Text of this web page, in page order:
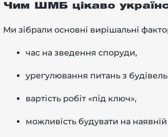
Чим ШМБ цікаво
Ми зібрали основні вирішальні
час на зведення споруди,
урегулювання питань з
вартість робіт «під ключ»,
можливість будувати на наявній